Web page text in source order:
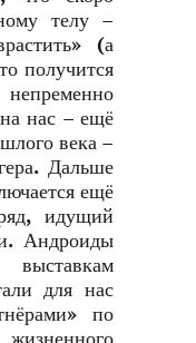
телу –
(а
получится
нас – ещё
века –
Дальше
ещё
идущий
Андроиды
для нас
по